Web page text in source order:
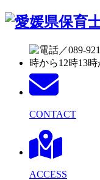
CONTACT
ACCESS